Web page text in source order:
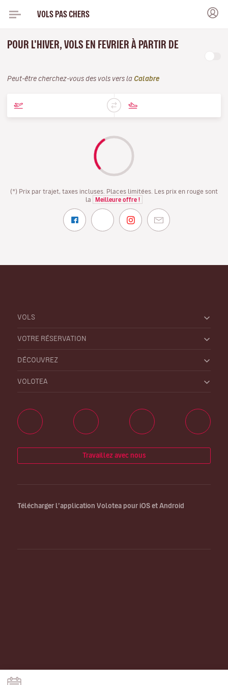
VOLS PAS CHERS
POUR L'HIVER, VOLS EN FEVRIER À PARTIR DE
Peut-être cherchez-vous des vols vers la Calabre
(*) Prix par trajet, taxes incluses. Places limitées. Les prix en rouge sont
la
Meilleure offre !
VOLS
VOTRE RÉSERVATION
DÉCOUVREZ
VOLOTEA
Travaillez avec nous
Télécharger l’application Volotea pour iOS et Android